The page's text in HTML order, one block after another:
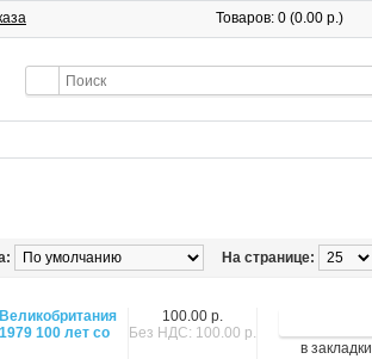
Товаров: 0 (0.00 р.)
На странице:
в закладки
100.00 р.
Без НДС: 100.00 р.
Великобритания
1979 100 лет со